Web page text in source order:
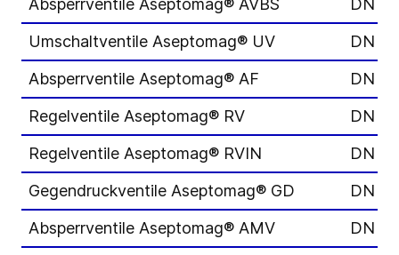
Absperrventile Aseptomag® AVBS
DN
Umschaltventile Aseptomag® UV
DN
Absperrventile Aseptomag® AF
DN
Regelventile Aseptomag® RV
DN
Regelventile Aseptomag® RVIN
DN
Gegendruckventile Aseptomag® GD
DN
Absperrventile Aseptomag® AMV
DN